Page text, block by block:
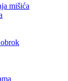
mišića